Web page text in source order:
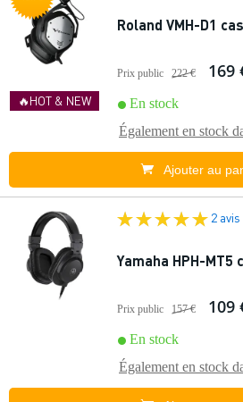
🔥HOT & NEW
Roland VMH-D1
Prix public 222 € 169
En stock
Également en stock
Ajouter au
2 avis
Yamaha HPH-MT5
Prix public 157 € 109
En stock
Également en stock